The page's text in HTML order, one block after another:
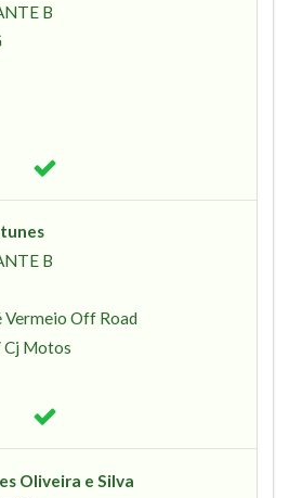
B
B
Vermeio Off Road
Motos
Oliveira e Silva